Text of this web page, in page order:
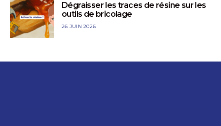
Dégraisser les traces de résine sur les
outils de bricolage
26 JUIN 2026